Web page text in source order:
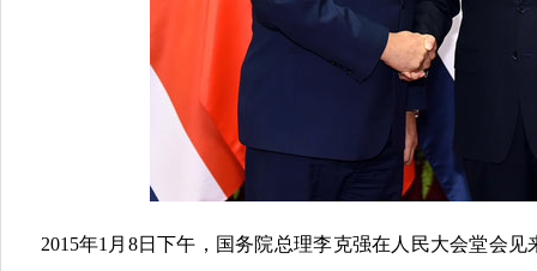
2015年1月8日下午，国务院总理李克强在人民大会堂会见